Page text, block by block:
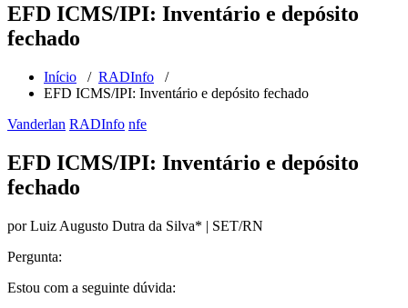
EFD ICMS/IPI: Inventário e depósito
fechado
Início / RADInfo /
EFD ICMS/IPI: Inventário e depósito fechado
Vanderlan RADInfo nfe
EFD ICMS/IPI: Inventário e depósito
fechado
por Luiz Augusto Dutra da Silva* | SET/RN
Pergunta:
Estou com a seguinte dúvida: